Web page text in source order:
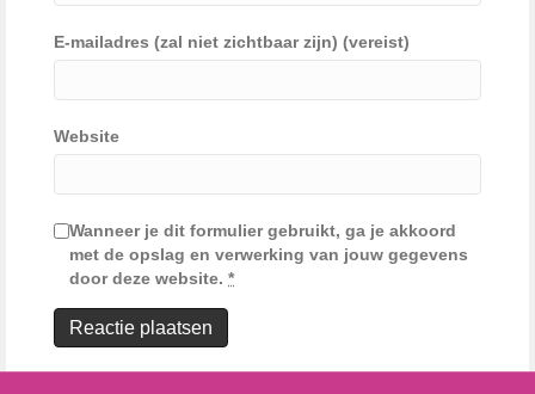
E-mailadres (zal niet zichtbaar zijn) (vereist)
Website
Wanneer je dit formulier gebruikt, ga je akkoord
met de opslag en verwerking van jouw gegevens
door deze website. *